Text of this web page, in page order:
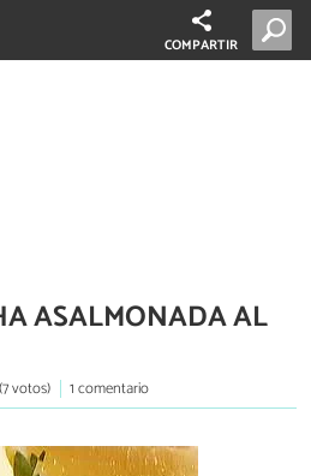
COMPARTIR
ASALMONADA AL
votos)
1 comentario